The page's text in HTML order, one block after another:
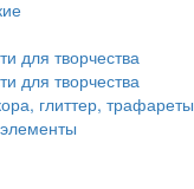
для творчества
для творчества
глиттер, трафареты